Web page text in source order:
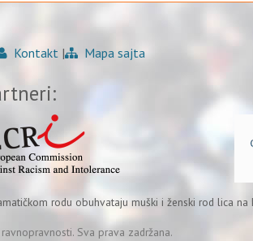
Kontakt | Mapa sajta
rodu obuhvataju muški i ženski rod lica na
Sva prava zadržana.